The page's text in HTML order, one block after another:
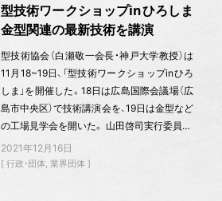
型技術ワークショップinひろしま
金型関連の最新技術を講演
型技術協会（白瀬敬一会長・神戸大学教授）は
11月18~19日、「型技術ワークショップinひろ
しま」を開催した。18日は広島国際会議場（広
島市中央区）で技術講演会を、19日は金型など
の工場見学会を開いた。 山田啓司実行委員…
2021年12月16日
行政・団体 業界団体